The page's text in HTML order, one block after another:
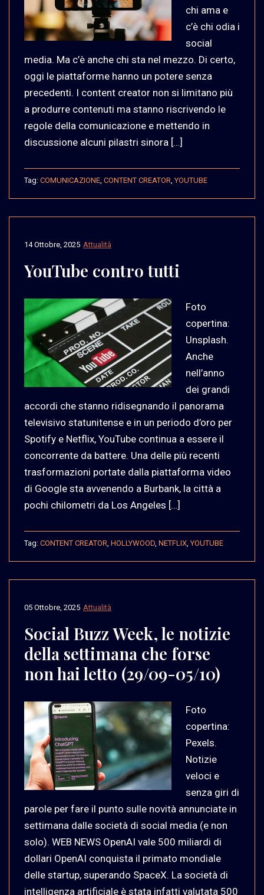
chi ama e
c’è chi odia i
social
media. Ma c’è anche chi sta nel mezzo. Di certo,
oggi le piattaforme hanno un potere senza
precedenti. I content creator non si limitano più
a produrre contenuti ma stanno riscrivendo le
regole della comunicazione e mettendo in
discussione alcuni pilastri sinora […]
Tag: COMUNICAZIONE CONTENT CREATOR ,YOUTUBE
Attualità
14 Ottobre, 2025
YouTube contro tutti
Foto
copertina:
Unsplash.
Anche
nell’anno
dei grandi
accordi che stanno ridisegnando il panorama
televisivo statunitense e in un periodo d’oro per
Spotify e Netflix, YouTube continua a essere il
concorrente da battere. Una delle più recenti
trasformazioni portate dalla piattaforma video
di Google sta avvenendo a Burbank, la città a
pochi chilometri da Los Angeles […]
Tag: CONTENT CREATOR HOLLYWOOD NETFLIX ,YOUTUBE
Attualità
05 Ottobre, 2025
Social Buzz Week, le notizie
della settimana che forse
non hai letto (29/09-05/10)
Foto
copertina:
Pexels.
Notizie
veloci e
senza giri di
parole per fare il punto sulle novità annunciate in
settimana dalle società di social media (e non
solo). WEB NEWS OpenAI vale 500 miliardi di
dollari OpenAI conquista il primato mondiale
delle startup, superando SpaceX. La società di
intelligenza artificiale è stata infatti valutata 500